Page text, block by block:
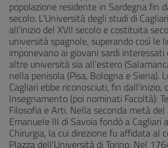
popolazione residente in Sardegna fin
secolo. L'Università degli studi di
all'inizio del XVII secolo e costituita
università spagnole, superando così le
imponevano ai giovani sardi interessati
altre università sia all'estero
nella penisola (Pisa, Bologna e Siena).
Cagliari ebbe riconosciuti, fin dall'inizio,
Insegnamento (poi nominati Facoltà):
Filosofia e Arti. Nella seconda metà del
Emanuele III di Savoia fondò a Cagliari
Chirurgia, la cui direzione fu affidata al
Plazza dell'Università di Torino. Nel